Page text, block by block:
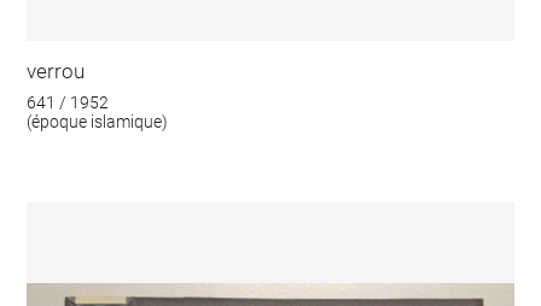
verrou
641 / 1952
(époque islamique)